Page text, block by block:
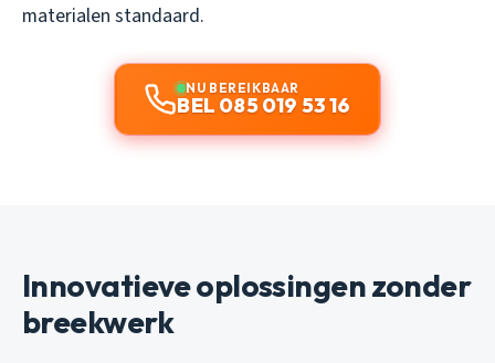
materialen standaard.
NU BEREIKBAAR
BEL 085 019 53 16
Innovatieve oplossingen zonder
breekwerk